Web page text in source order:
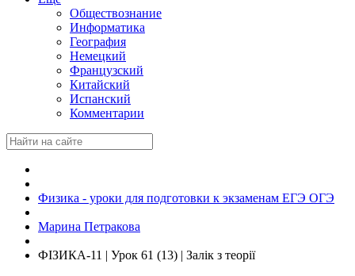
Обществознание
Информатика
География
Немецкий
Французский
Китайский
Испанский
Комментарии
Физика - уроки для подготовки к экзаменам ЕГЭ ОГЭ
Марина Петракова
ФІЗИКА-11 | Урок 61 (13) | Залік з теорії